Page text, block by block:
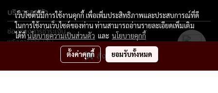
สั่งซื้อสินค้า
บริการลูกค้า
ช่องทางการชำระเงิน
แจ้งการชำระเงิน
ติดตามสถานะการสั่งซื้อ
เว็บไซต์นี้มีการใช้งานคุกกี้ เพื่อเพิ่มประสิทธิภาพและประสบการณ์ที่ดี
ในการใช้งานเว็บไซต์ของท่าน ท่านสามารถอ่านรายละเอียดเพิ่มเติม
ได้ที่นโยบายความเป็นส่วนตัว และ นโยบายคุกกี้
ตั้งค่าคุกกี้ ยอมรับทั้งหมด